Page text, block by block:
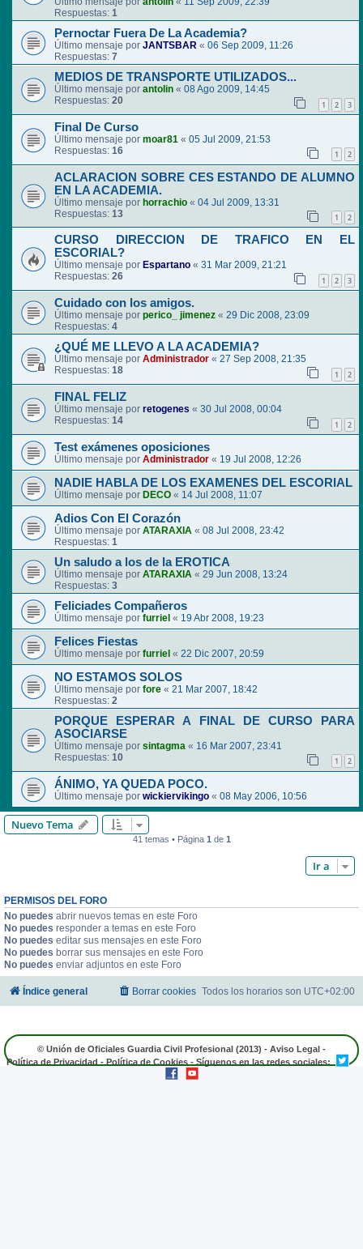
Respuestas: 1
Pernoctar Fuera De La Academia?
Último mensaje por JANTSBAR « 06 Sep 2009, 11:26
Respuestas: 7
MEDIOS DE TRANSPORTE UTILIZADOS...
Último mensaje por antolin « 08 Ago 2009, 14:45
Respuestas: 20 1 2 3
Final De Curso
Último mensaje por moar81 « 05 Jul 2009, 21:53
Respuestas: 16 1 2
ACLARACION SOBRE CES ESTANDO DE ALUMNO
EN LA ACADEMIA.
Último mensaje por horrachio « 04 Jul 2009, 13:31
Respuestas: 13 1 2
CURSO DIRECCION DE TRAFICO EN EL
ESCORIAL?
Último mensaje por Espartano « 31 Mar 2009, 21:21
Respuestas: 26 1 2 3
Cuidado con los amigos.
Último mensaje por perico_ jimenez « 29 Dic 2008, 23:09
Respuestas: 4
¿QUÉ ME LLEVO A LA ACADEMIA?
Último mensaje por Administrador « 27 Sep 2008, 21:35
Respuestas: 18 1 2
FINAL FELIZ
Último mensaje por retogenes « 30 Jul 2008, 00:04
Respuestas: 14 1 2
Test exámenes oposiciones
Último mensaje por Administrador « 19 Jul 2008, 12:26
NADIE HABLA DE LOS EXAMENES DEL ESCORIAL
Último mensaje por DECO « 14 Jul 2008, 11:07
Adios Con El Corazón
Último mensaje por ATARAXIA « 08 Jul 2008, 23:42
Respuestas: 1
Un saludo a los de la EROTICA
Último mensaje por ATARAXIA « 29 Jun 2008, 13:24
Respuestas: 3
Feliciades Compañeros
Último mensaje por furriel « 19 Abr 2008, 19:23
Felices Fiestas
Último mensaje por furriel « 22 Dic 2007, 20:59
NO ESTAMOS SOLOS
Último mensaje por fore « 21 Mar 2007, 18:42
Respuestas: 2
PORQUE ESPERAR A FINAL DE CURSO PARA
ASOCIARSE
Último mensaje por sintagma « 16 Mar 2007, 23:41
Respuestas: 10 1 2
ÁNIMO, YA QUEDA POCO.
Último mensaje por wickiervikingo « 08 May 2006, 10:56
Nuevo Tema
41 temas • Página 1 de 1
Ir a
PERMISOS DEL FORO
No puedes abrir nuevos temas en este Foro
No puedes responder a temas en este Foro
No puedes editar sus mensajes en este Foro
No puedes borrar sus mensajes en este Foro
No puedes enviar adjuntos en este Foro
Índice general Todos los horarios son UTC+02:00
Borrar cookies
© Unión de Oficiales Guardia Civil Profesional (2013) - Aviso Legal -
Política de Privacidad - Política de Cookies - Síguenos en las redes sociales: